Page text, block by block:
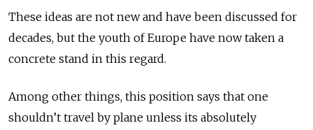
These ideas are not new and have been discussed for
decades, but the youth of Europe have now taken a
concrete stand in this regard.
Among other things, this position says that one
shouldn’t travel by plane unless its absolutely